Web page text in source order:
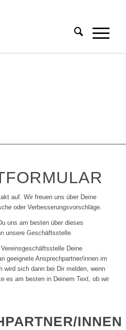
auf. Wir freuen uns über Deine
oder Verbesserungsvorschläge.
uns am besten über dieses
unsere Geschäftsstelle.
Deine
geeignete Ansprechpartner/innen im
wird sich dann bei Dir melden, wenn
es am besten in Deinem Text, ob wir
INNEN